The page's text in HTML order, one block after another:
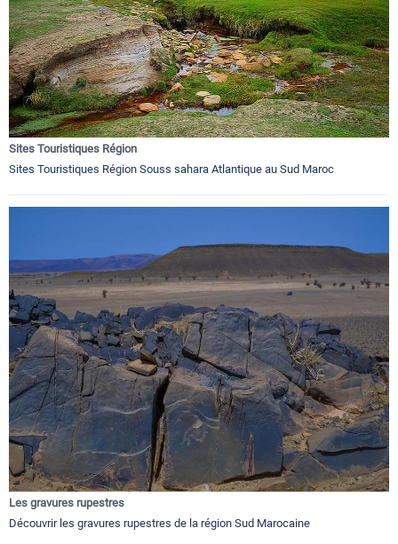
Sites Touristiques Région
Sites Touristiques Région Souss sahara Atlantique au Sud Maroc
Les gravures rupestres
Découvrir les gravures rupestres de la région Sud Marocaine